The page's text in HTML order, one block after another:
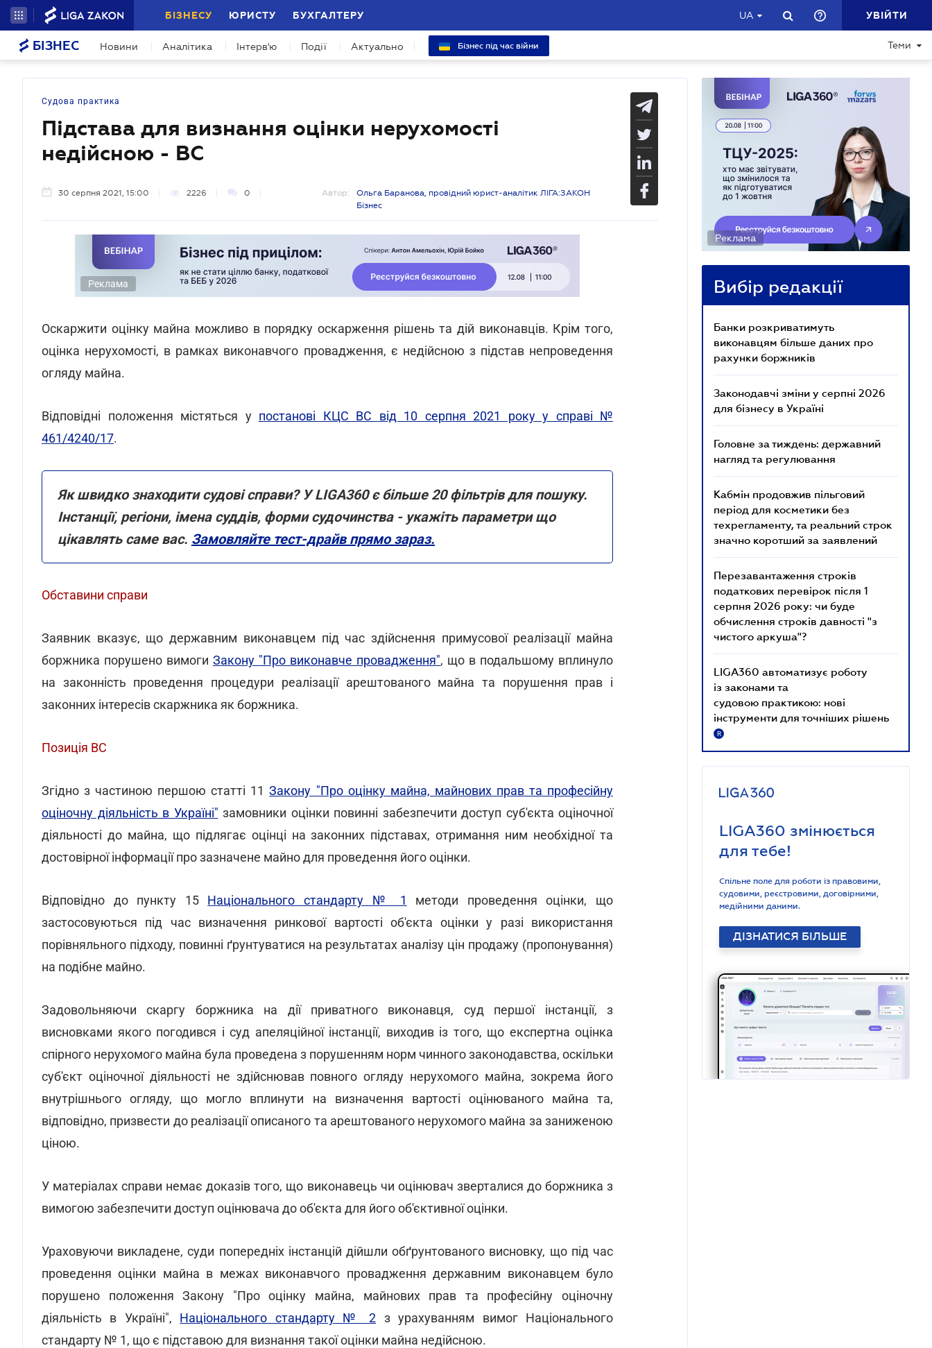
БІЗНЕСУ ЮРИСТУ БУХГАЛТЕРУ UA УВІЙТИ
БІЗНЕС Новини Аналітика Інтерв'ю Події Актуально Бізнес під час війни Теми
Судова практика
Підстава для визнання оцінки нерухомості
недійсною - ВС
30 серпня 2021, 15:00 2226 0 Автор:
Ольга Баранова, провідний юрист-аналітик ЛІГА:ЗАКОН
Бізнес
Реклама
Оскаржити оцінку майна можливо в порядку оскарження рішень та дій виконавців. Крім того,
оцінка нерухомості, в рамках виконавчого провадження, є недійсною з підстав непроведення
огляду майна.
Відповідні положення містяться у постанові КЦС ВС від 10 серпня 2021 року у справі №
461/4240/17.
Як швидко знаходити судові справи? У LIGA360 є більше 20 фільтрів для пошуку.
Інстанції, регіони, імена суддів, форми судочинства - укажіть параметри що
цікавлять саме вас. Замовляйте тест-драйв прямо зараз.
Обставини справи
Заявник вказує, що державним виконавцем під час здійснення примусової реалізації майна
боржника порушено вимоги Закону "Про виконавче провадження", що в подальшому вплинуло
на законність проведення процедури реалізації арештованого майна та порушення прав і
законних інтересів скаржника як боржника.
Позиція ВС
Згідно з частиною першою статті 11Закону "Про оцінку майна, майнових прав та професійну
оціночну діяльність в Україні" замовники оцінки повинні забезпечити доступ суб'єкта оціночної
діяльності до майна, що підлягає оцінці на законних підставах, отримання ним необхідної та
достовірної інформації про зазначене майно для проведення його оцінки.
Відповідно до пункту 15 Національного стандарту № 1
методи проведення оцінки, що
застосовуються під час визначення ринкової вартості об'єкта оцінки у разі використання
порівняльного підходу, повинні ґрунтуватися на результатах аналізу цін продажу (пропонування)
на подібне майно.
Задовольняючи скаргу боржника на дії приватного виконавця, суд першої інстанції, з
висновками якого погодився і суд апеляційної інстанції, виходив із того, що експертна оцінка
спірного нерухомого майна була проведена з порушенням норм чинного законодавства, оскільки
суб'єкт оціночної діяльності не здійснював повного огляду нерухомого майна, зокрема його
внутрішнього огляду, що могло вплинути на визначення вартості оцінюваного майна та,
відповідно, призвести до реалізації описаного та арештованого нерухомого майна за заниженою
ціною.
У матеріалах справи немає доказів того, що виконавець чи оцінювач зверталися до боржника з
вимогою забезпечити доступ оцінювача до об'єкта для його об'єктивної оцінки.
Ураховуючи викладене, суди попередніх інстанцій дійшли обґрунтованого висновку, що під час
проведення оцінки майна в межах виконавчого провадження державним виконавцем було
порушено положення Закону "Про оцінку майна, майнових прав та професійну оціночну
діяльність в Україні", Національного стандарту № 2 з урахуванням вимог Національного
стандарту № 1, що є підставою для визнання такої оцінки майна недійсною.
Реклама
Вибір редакції
Банки розкриватимуть
виконавцям більше даних про
рахунки боржників
Законодавчі зміни у серпні 2026
для бізнесу в Україні
Головне за тиждень: державний
нагляд та регулювання
Кабмін продовжив пільговий
період для косметики без
техрегламенту, та реальний строк
значно коротший за заявлений
Перезавантаження строків
податкових перевірок після 1
серпня 2026 року: чи буде
обчислення строків давності "з
чистого аркуша"?
LIGA360 автоматизує роботу
із законами та
судовою практикою: нові
інструменти для точніших рішень
R
LIGA360 змінюється
для тебе!
Спільне поле для роботи із правовими,
судовими, реєстровими, договірними,
медійними даними.
ДІЗНАТИСЯ БІЛЬШЕ